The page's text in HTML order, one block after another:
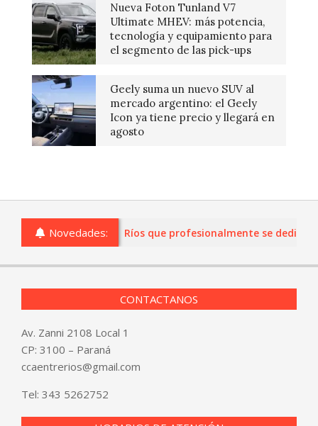
Nueva Foton Tunland V7
Ultimate MHEV: más potencia,
tecnología y equipamiento para
el segmento de las pick-ups
Geely suma un nuevo SUV al
mercado argentino: el Geely
Icon ya tiene precio y llegará en
agosto
Novedades:
comercios de Entre Ríos que profesionalmente se
CONTACTANOS
Av. Zanni 2108 Local 1
CP: 3100 – Paraná
ccaentrerios@gmail.com
Tel: 343 5262752